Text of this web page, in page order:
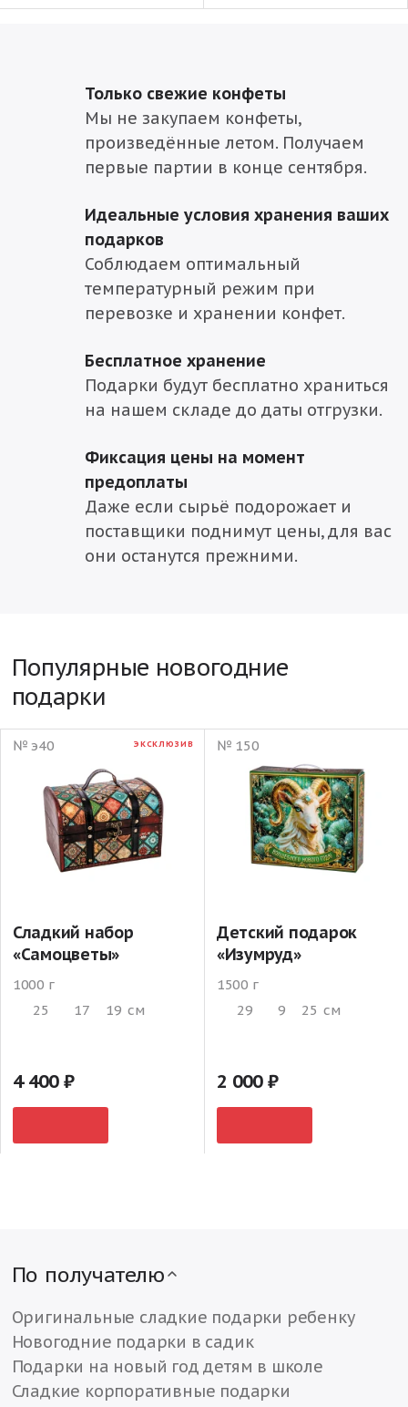
Только свежие конфеты
Мы не закупаем конфеты,
произведённые летом. Получаем
первые партии в конце сентября.
Идеальные условия хранения ваших
подарков
Соблюдаем оптимальный
температурный режим при
перевозке и хранении конфет.
Бесплатное хранение
Подарки будут бесплатно храниться
на нашем складе до даты отгрузки.
Фиксация цены на момент
предоплаты
Даже если сырьё подорожает и
поставщики поднимут цены, для вас
они останутся прежними.
Популярные новогодние
подарки
№ э40 ЭКСКЛЮЗИВ
Сладкий набор
«Самоцветы»
1000 г
25
17 19 см
4 400
№ 150
Детский подарок
«Изумруд»
1500 г
29
9 25 см
2 000
По получателю
Оригинальные сладкие подарки ребенку
Новогодние подарки в садик
Подарки на новый год детям в школе
Сладкие корпоративные подарки